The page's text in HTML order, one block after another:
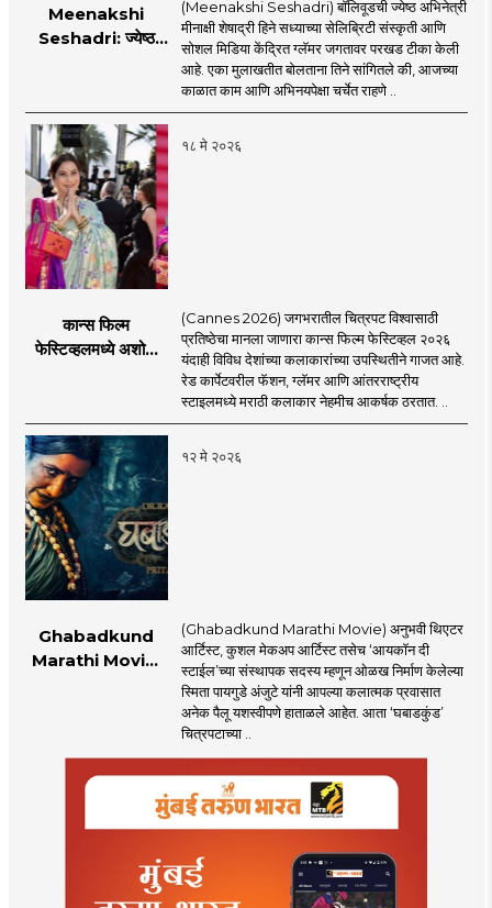
Meenakshi
Seshadri: ज्येष्ठ
सेलिब्रिटी संस्कृतीवर
जोरदार टीका, नेमकं
काय म्हणाली?
(Meenakshi Seshadri) बॉलिवूडची ज्येष्ठ अभिनेत्री
मीनाक्षी शेषाद्री हिने सध्याच्या सेलिब्रिटी संस्कृती आणि
सोशल मिडिया केंद्रित ग्लॅमर जगतावर परखड टीका केली
आहे. एका मुलाखतीत बोलताना तिने सांगितले की, आजच्या
काळात काम आणि अभिनयपेक्षा चर्चेत राहणे ..
१८ मे २०२६
कान्स फिल्म
फेस्टिव्हलमध्ये अशोक
रेड कार्पेट लूक
(Cannes 2026) जगभरातील चित्रपट विश्वासाठी
प्रतिष्ठेचा मानला जाणारा कान्स फिल्म फेस्टिव्हल २०२६
यंदाही विविध देशांच्या कलाकारांच्या उपस्थितीने गाजत आहे.
रेड कार्पेटवरील फॅशन, ग्लॅमर आणि आंतरराष्ट्रीय
स्टाइलमध्ये मराठी कलाकार नेहमीच आकर्षक ठरतात. ..
१२ मे २०२६
Ghabadkund
Marathi Movie:
पाहून...!
(Ghabadkund Marathi Movie) अनुभवी थिएटर
आर्टिस्ट, कुशल मेकअप आर्टिस्ट तसेच ‘आयकॉन दी
स्टाईल’च्या संस्थापक सदस्य म्हणून ओळख निर्माण केलेल्या
स्मिता पायगुडे अंजुटे यांनी आपल्या कलात्मक प्रवासात
अनेक पैलू यशस्वीपणे हाताळले आहेत. आता ‘घबाडकुंड’
चित्रपटाच्या ..